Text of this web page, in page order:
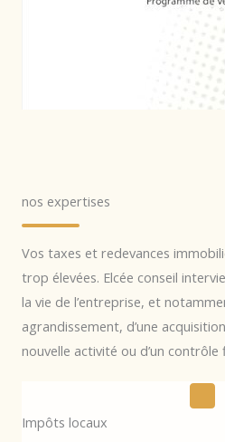
nos expertises
Vos taxes et redevances
trop élevées. Elcée conseil
la vie de l’entreprise, et
agrandissement, d’une
nouvelle activité ou d’un contrôle
Impôts locaux